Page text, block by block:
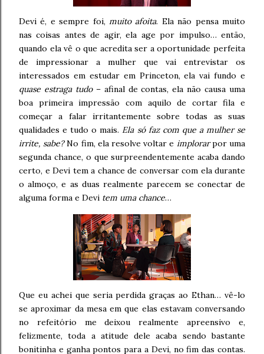
Devi é, e sempre foi, muito afoita. Ela não pensa muito
nas coisas antes de agir, ela age por impulso… então,
quando ela vê o que acredita ser a oportunidade perfeita
de impressionar a mulher que vai entrevistar os
interessados em estudar em Princeton, ela vai fundo e
quase estraga tudo– afinal de contas, ela não causa uma
boa primeira impressão com aquilo de cortar fila e
começar a falar irritantemente sobre todas as suas
qualidades e tudo o mais. Ela só faz com que a mulher se
irrite, sabe?No fim, ela resolve voltar e implorarpor uma
segunda chance, o que surpreendentemente acaba dando
certo, e Devi tem a chance de conversar com ela durante
o almoço, e as duas realmente parecem se conectar de
alguma forma e Devi tem uma chance…
Que eu achei que seria perdida graças ao Ethan… vê-lo
se aproximar da mesa em que elas estavam conversando
no refeitório me deixou realmente apreensivo e,
felizmente, toda a atitude dele acaba sendo bastante
bonitinha e ganha pontos para a Devi, no fim das contas.